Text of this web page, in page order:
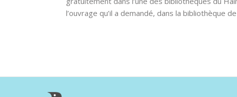
l’ouvrage qu’il a demandé, dans la bibliothèque